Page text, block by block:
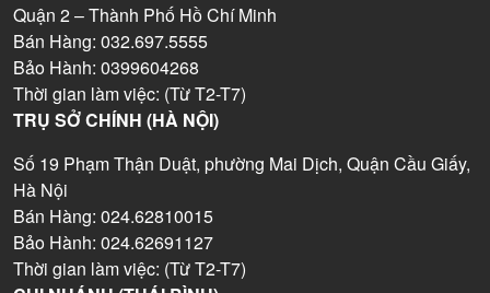
Quận 2 – Thành Phố Hồ Chí Minh
Bán Hàng: 032.697.5555
Bảo Hành: 0399604268
Thời gian làm việc: (Từ T2-T7)
TRỤ SỞ CHÍNH (HÀ NỘI)
Số 19 Phạm Thận Duật, phường Mai Dịch, Quận Cầu Giấy,
Hà Nội
Bán Hàng: 024.62810015
Bảo Hành: 024.62691127
Thời gian làm việc: (Từ T2-T7)